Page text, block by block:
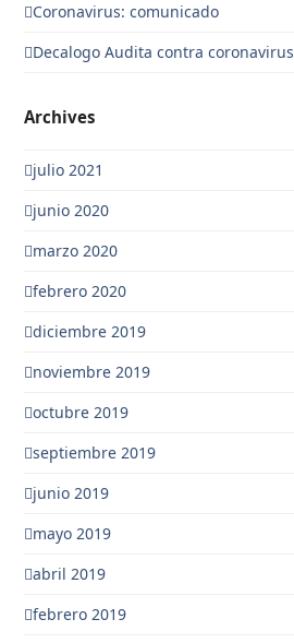
Coronavirus: comunicado
Decalogo Audita contra coronavirus
Archives
julio 2021
junio 2020
marzo 2020
febrero 2020
diciembre 2019
noviembre 2019
octubre 2019
septiembre 2019
junio 2019
mayo 2019
abril 2019
febrero 2019